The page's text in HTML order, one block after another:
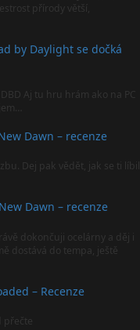
přírody větší,
by Daylight se dočká
Aj tu hru hrám ako na PC
Dawn – recenze
Dej pak vědět, jak se ti líbil
Dawn – recenze
dokončuji ocelárny a děj i
dostává do tempa, ještě
– Recenze
přečte